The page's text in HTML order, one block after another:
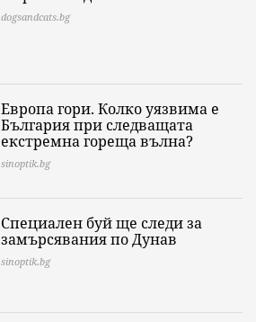
dogsandcats.bg
Европа гори. Колко уязвима е
България при следващата
екстремна гореща вълна?
sinoptik.bg
Специален буй ще следи за
замърсявания по Дунав
sinoptik.bg